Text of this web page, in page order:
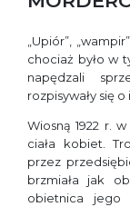
„Upiór”,
chociaż było w
napędzali
rozpisywały się
Wiosną 1922 r.
ciała kobiet.
przez
brzmiała jak
obietnica jego